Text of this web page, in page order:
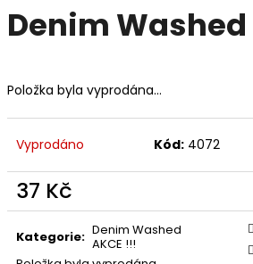
produktu
je
hvězdiček.
Denim Washed
Položka byla vyprodána…
Vyprodáno Kód: 4072
37 Kč
Měrná
Kategorie: Denim Washed
AKCE !!!
DOLPHIN BABY 80338